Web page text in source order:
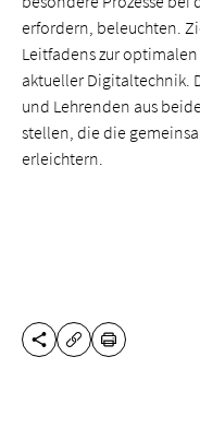
erfordern, beleuchten.
Leitfadens zur
aktueller Digitaltechnik.
und Lehrenden aus
stellen, die die
erleichtern.
SHARE THIS PAGE
COPY URL
PRINT